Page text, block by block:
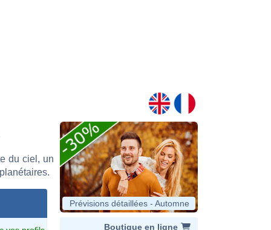
du ciel, un
Prévisions détaillées - Automne
Boutique en ligne